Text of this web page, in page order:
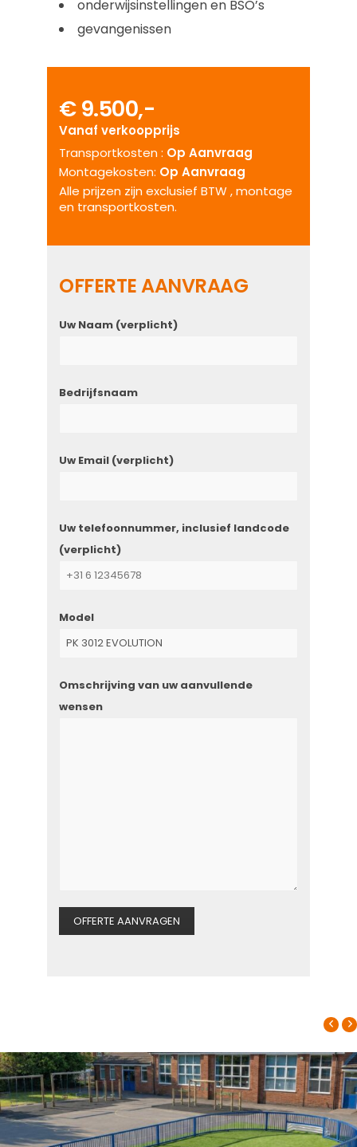
onderwijsinstellingen en BSO’s
gevangenissen
€ 9.500,-
Vanaf verkoopprijs
Transportkosten : Op Aanvraag
Montagekosten: Op Aanvraag
Alle prijzen zijn exclusief BTW , montage
en transportkosten.
OFFERTE AANVRAAG
Uw Naam (verplicht)
Bedrijfsnaam
Uw Email (verplicht)
Uw telefoonnummer, inclusief landcode
(verplicht)
Model
Omschrijving van uw aanvullende
wensen